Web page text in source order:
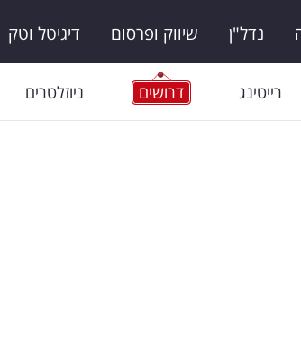
נדל"ן שיווק ופרסום דיגיטל וטק
רייטינג דרושים ניוזלטרים